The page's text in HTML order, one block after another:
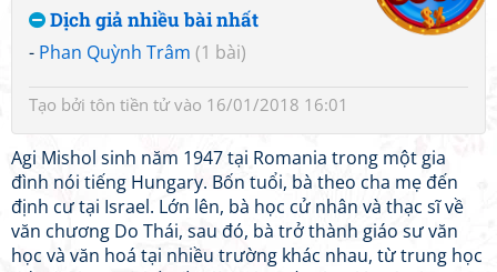
Dịch giả nhiều bài nhất
- Phan Quỳnh Trâm (1 bài)
Tạo bởi tôn tiền tửvào 16/01/2018 16:01
Agi Mishol sinh năm 1947 tại Romania trong một gia
đình nói tiếng Hungary. Bốn tuổi, bà theo cha mẹ đến
định cư tại Israel. Lớn lên, bà học cử nhân và thạc sĩ về
văn chương Do Thái, sau đó, bà trở thành giáo sư văn
học và văn hoá tại nhiều trường khác nhau, từ trung học